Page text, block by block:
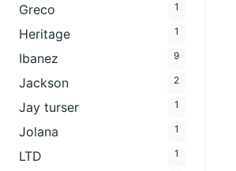
Greco 1
Heritage 1
Ibanez 9
Jackson 2
Jay turser 1
Jolana 1
LTD 1